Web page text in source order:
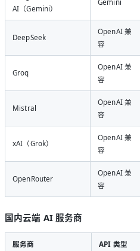
AI（Gemini）
Gemini
DeepSeek
OpenAI 兼
容
Groq
OpenAI 兼
容
Mistral
OpenAI 兼
容
xAI（Grok）
OpenAI 兼
容
OpenRouter
OpenAI 兼
容
国内云端 AI 服务商
服务商 API 类型